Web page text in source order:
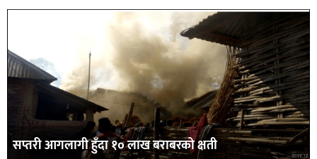
सप्तरी आगलागी हुँदा १० लाख बराबरको क्षती